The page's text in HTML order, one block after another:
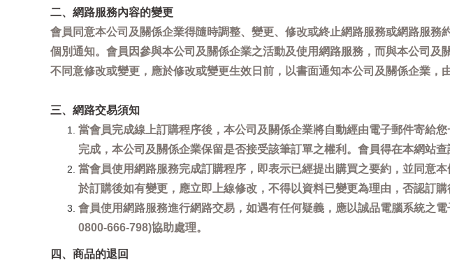
二、網路服務內容的變更
會員同意本公司及關係企業得隨時調整、變更、修改或終止網路服務或網路服
個別通知。會員因參與本公司及關係企業之活動及使用網路服務，而與本公司
不同意修改或變更，應於修改或變更生效日前，以書面通知本公司及關係企業，
三、網路交易須知
當會員完成線上訂購程序後，本公司及關係企業將自動經由電子郵件寄給
完成，本公司及關係企業保留是否接受該筆訂單之權利。會員得在本網站查
當會員使用網路服務完成訂購程序，即表示已經提出購買之要約，並同意
於訂購後如有變更，應立即上線修改，不得以資料已變更為理由，否認訂購
會員使用網路服務進行網路交易，如遇有任何疑義，應以誠品電腦系統之
0800-666-798)協助處理。
四、商品的退回